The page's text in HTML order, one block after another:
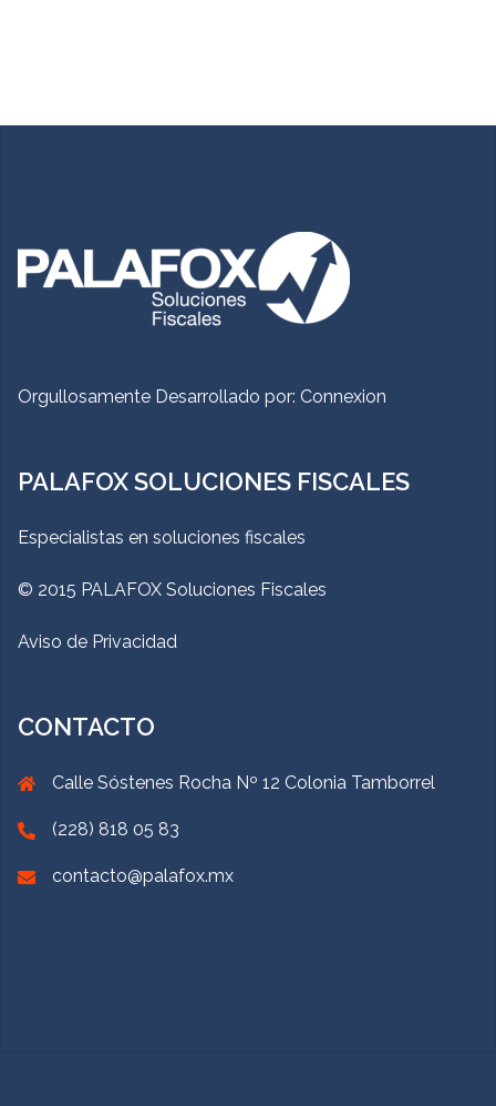
Orgullosamente Desarrollado por: Connexion
PALAFOX SOLUCIONES FISCALES
Especialistas en soluciones fiscales
© 2015 PALAFOX Soluciones Fiscales
Aviso de Privacidad
CONTACTO
Calle Sóstenes Rocha Nº 12 Colonia Tamborrel
(228) 818 05 83
contacto@palafox.mx